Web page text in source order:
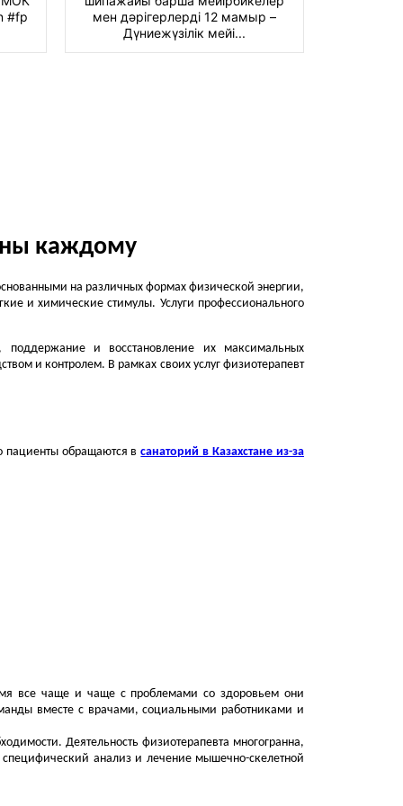
#fp
мен дәрігерлерді 12 мамыр –
Дүниежүзілік мейі...
каждому
на различных формах физической энергии,
и химические стимулы. Услуги профессионального
поддержание и восстановление их максимальных
и контролем. В рамках своих услуг физиотерапевт
пациенты обращаются всанаторий в Казахстане из-за
все чаще и чаще с проблемами со здоровьем они
вместе с врачами, социальными работниками и
Деятельность физиотерапевта многогранна,
анализ и лечение мышечно-скелетной